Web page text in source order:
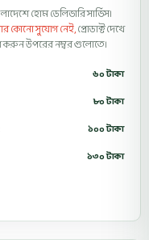
হোম ডেলিভারি সার্ভিস।
কোনো সুযোগ নেই,প্রোডাক্ট দেখে
করুন উপরের নম্বর গুলোতে।
৬০ টাকা
৮০ টাকা
১০০ টাকা
১৩০ টাকা